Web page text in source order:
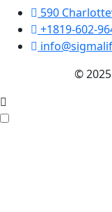
590
+1819-602-
© 2025